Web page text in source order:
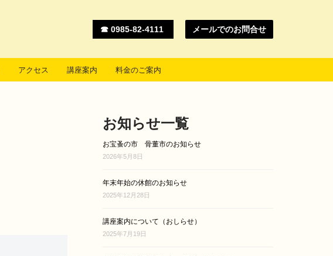
☎ 0985-82-4111 メールでのお問合せ
アクセス 講座案内 料金のご案内
お知らせ一覧
お宝蚤の市 骨董市のお知らせ
2026年5月8日
年末年始の休館のお知らせ
2025年12月28日
講座案内について（おしらせ）
2025年7月19日